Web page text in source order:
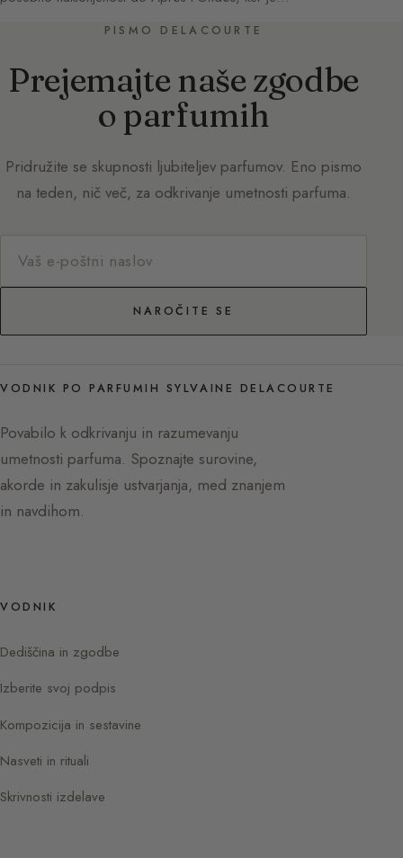
PISMO DELACOURTE
Prejemajte naše zgodbe
o parfumih
Pridružite se skupnosti ljubiteljev parfumov. Eno pismo
na teden, nič več, za odkrivanje umetnosti parfuma.
NAROČITE SE
VODNIK PO PARFUMIH SYLVAINE DELACOURTE
Povabilo k odkrivanju in razumevanju
umetnosti parfuma. Spoznajte surovine,
akorde in zakulisje ustvarjanja, med znanjem
in navdihom.
VODNIK
Dediščina in zgodbe
Izberite svoj podpis
Kompozicija in sestavine
Nasveti in rituali
Skrivnosti izdelave